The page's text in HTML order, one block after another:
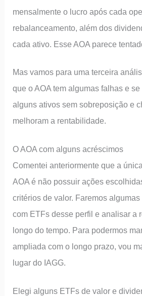
mensalmente o lucro após cada
rebalanceamento, além dos
cada ativo. Esse AOA parece
Mas vamos para uma terceira
que o AOA tem algumas falhas e
alguns ativos sem sobreposição e
melhoram a rentabilidade.
O AOA com alguns acréscimos
Comentei anteriormente que a
AOA é não possuir ações
critérios de valor. Faremos
com ETFs desse perfil e analisar a
longo do tempo. Para podermos
ampliada com o longo prazo, vou
lugar do IAGG.
Elegi alguns ETFs de valor e